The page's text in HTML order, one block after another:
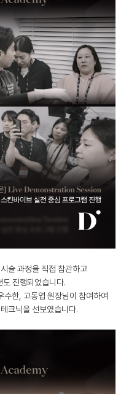
술 과정을 직접 참관하고
도 진행되었습니다.
수한, 고동엽 원장님이 참여하여
크닉을 선보였습니다.